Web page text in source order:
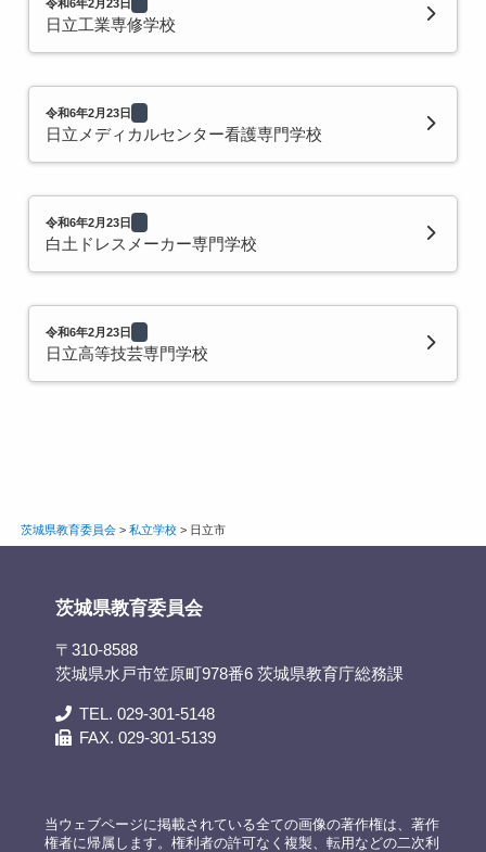
令和6年2月23日
日立工業専修学校
令和6年2月23日
日立メディカルセンター看護専門学校
令和6年2月23日
白土ドレスメーカー専門学校
令和6年2月23日
日立高等技芸専門学校
茨城県教育委員会> 私立学校> 日立市
茨城県教育委員会
〒310-8588
茨城県水戸市笠原町978番6 茨城県教育庁総務課
TEL. 029-301-5148
FAX. 029-301-5139
当ウェブページに掲載されている全ての画像の著作権は、著作
権者に帰属します。権利者の許可なく複製、転用などの二次利